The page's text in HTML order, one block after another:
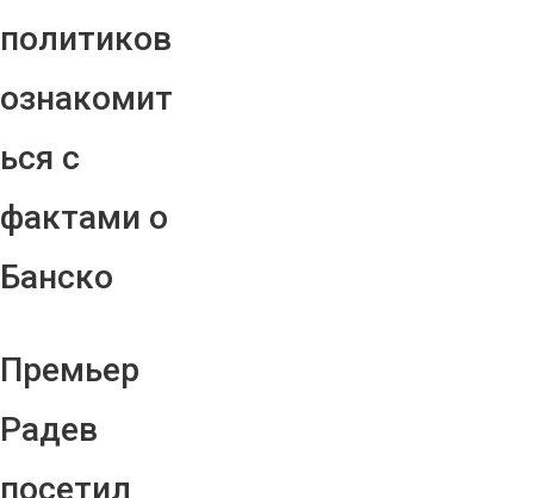
политиков
ознакомит
ься с
фактами о
Банско
Премьер
Радев
посетил